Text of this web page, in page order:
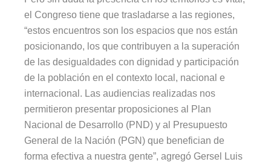
el Congreso tiene que trasladarse a las regiones,
“estos encuentros son los espacios que nos están
posicionando, los que contribuyen a la superación
de las desigualdades con dignidad y participación
de la población en el contexto local, nacional e
internacional. Las audiencias realizadas nos
permitieron presentar proposiciones al Plan
Nacional de Desarrollo (PND) y al Presupuesto
General de la Nación (PGN) que benefician de
forma efectiva a nuestra gente”, agregó Gersel Luis